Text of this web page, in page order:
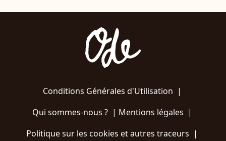
Conditions Générales d'Utilisation |
Qui sommes-nous ?| Mentions légales |
Politique sur les cookies et autres traceurs |